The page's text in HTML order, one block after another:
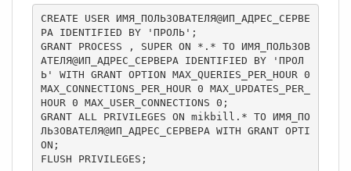
CREATE USER ИМЯ_ПОЛЬЗОВАТЕЛЯ@ИП_АДРЕС_СЕРВЕ
РА IDENTIFIED BY 'ПРОЛЬ';
GRANT PROCESS , SUPER ON *.* TO ИМЯ_ПОЛЬЗОВ
АТЕЛЯ@ИП_АДРЕС_СЕРВЕРА IDENTIFIED BY 'ПРОЛ
Ь' WITH GRANT OPTION MAX_QUERIES_PER_HOUR 0
MAX_CONNECTIONS_PER_HOUR 0 MAX_UPDATES_PER_
HOUR 0 MAX_USER_CONNECTIONS 0;
GRANT ALL PRIVILEGES ON mikbill.* TO ИМЯ_ПО
ЛЬЗОВАТЕЛЯ@ИП_АДРЕС_СЕРВЕРА WITH GRANT OPTI
ON;
FLUSH PRIVILEGES;